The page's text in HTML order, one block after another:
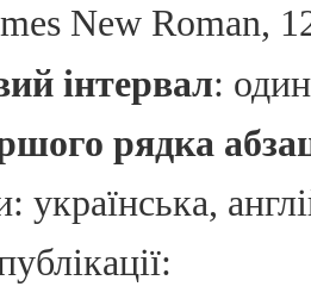
New Roman,
інтервал:
рядка
українська,